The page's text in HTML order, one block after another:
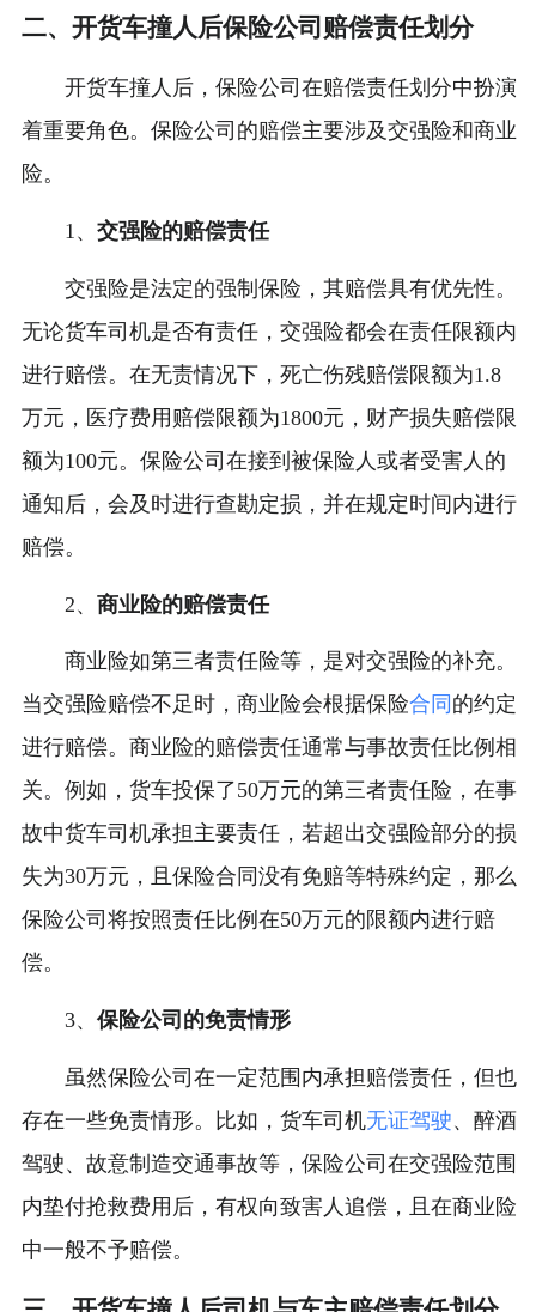
二、开货车撞人后保险公司赔偿责任划分
开货车撞人后，保险公司在赔偿责任划分中扮演
着重要角色。保险公司的赔偿主要涉及交强险和商业
险。
1、 交强险的赔偿责任
交强险是法定的强制保险，其赔偿具有优先性。
无论货车司机是否有责任，交强险都会在责任限额内
进行赔偿。在无责情况下，死亡伤残赔偿限额为1.8
万元，医疗费用赔偿限额为1800元，财产损失赔偿限
额为100元。保险公司在接到被保险人或者受害人的
通知后，会及时进行查勘定损，并在规定时间内进行
赔偿。
2、 商业险的赔偿责任
商业险如第三者责任险等，是对交强险的补充。
当交强险赔偿不足时，商业险会根据保险合同 的约定
进行赔偿。商业险的赔偿责任通常与事故责任比例相
关。例如，货车投保了50万元的第三者责任险，在事
故中货车司机承担主要责任，若超出交强险部分的损
失为30万元，且保险合同没有免赔等特殊约定，那么
保险公司将按照责任比例在50万元的限额内进行赔
偿。
3、 保险公司的免责情形
虽然保险公司在一定范围内承担赔偿责任，但也
存在一些免责情形。比如，货车司机无证驾驶、醉酒
驾驶、故意制造交通事故等，保险公司在交强险范围
内垫付抢救费用后，有权向致害人追偿，且在商业险
中一般不予赔偿。